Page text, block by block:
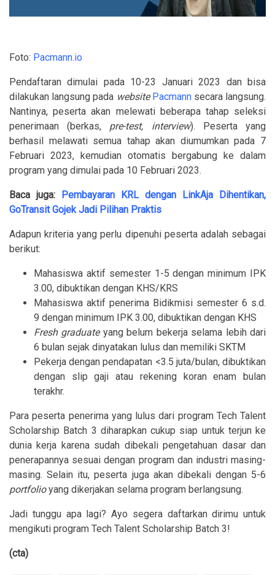
Foto: Pacmann.io
Pendaftaran dimulai pada 10-23 Januari 2023 dan bisa
dilakukan langsung pada websitePacmannsecara langsung.
Nantinya, peserta akan melewati beberapa tahap seleksi
penerimaan (berkas, pre-test, interview). Peserta yang
berhasil melawati semua tahap akan diumumkan pada 7
Februari 2023, kemudian otomatis bergabung ke dalam
program yang dimulai pada 10 Februari 2023.
Baca juga:
Pembayaran KRL dengan LinkAja Dihentikan,
GoTransit Gojek Jadi Pilihan Praktis
Adapun kriteria yang perlu dipenuhi peserta adalah sebagai
berikut:
Mahasiswa aktif semester 1-5 dengan minimum IPK
3.00, dibuktikan dengan KHS/KRS
Mahasiswa aktif penerima Bidikmisi semester 6 s.d.
9 dengan minimum IPK 3.00, dibuktikan dengan KHS
Fresh graduateyang belum bekerja selama lebih dari
6 bulan sejak dinyatakan lulus dan memiliki SKTM
Pekerja dengan pendapatan <3.5 juta/bulan, dibuktikan
dengan slip gaji atau rekening koran enam bulan
terakhr.
Para peserta penerima yang lulus dari program Tech Talent
Scholarship Batch 3 diharapkan cukup siap untuk terjun ke
dunia kerja karena sudah dibekali pengetahuan dasar dan
penerapannya sesuai dengan program dan industri masing-
masing. Selain itu, peserta juga akan dibekali dengan 5-6
portfolioyang dikerjakan selama program berlangsung.
Jadi tunggu apa lagi? Ayo segera daftarkan dirimu untuk
mengikuti program Tech Talent Scholarship Batch 3!
(cta)